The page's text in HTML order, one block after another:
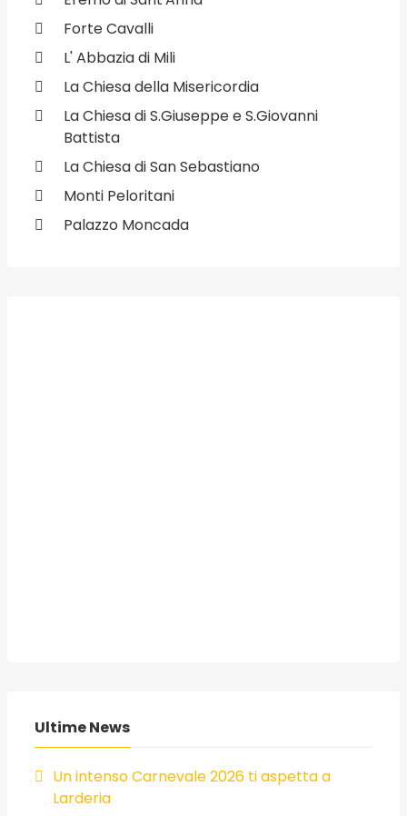
Forte Cavalli
L' Abbazia di Mili
La Chiesa della Misericordia
La Chiesa di S.Giuseppe e S.Giovanni
Battista
La Chiesa di San Sebastiano
Monti Peloritani
Palazzo Moncada
Ultime News
Un intenso Carnevale 2026 ti aspetta a
Larderia